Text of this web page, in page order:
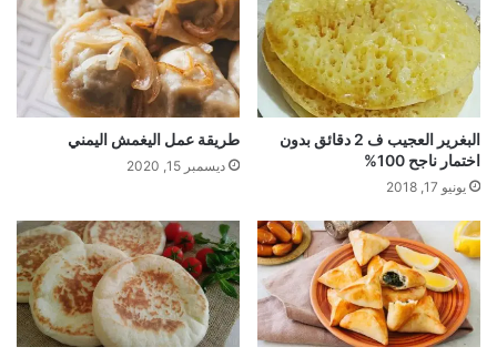
البغرير العجيب ف 2 دقائق بدون
اختمار ناجح 100%
يونيو 17, 2018
طريقة عمل اليغمش اليمني
ديسمبر 15, 2020